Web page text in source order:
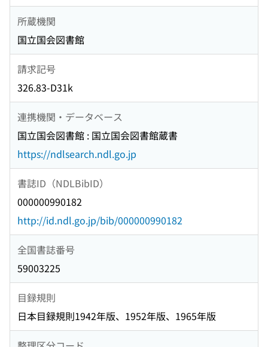
所蔵機関
国立国会図書館
請求記号
326.83-D31k
連携機関・データベース
国立国会図書館 : 国立国会図書館蔵書
https://ndlsearch.ndl.go.jp
書誌ID（NDLBibID）
000000990182
http://id.ndl.go.jp/bib/000000990182
全国書誌番号
59003225
目録規則
日本目録規則1942年版、1952年版、1965年版